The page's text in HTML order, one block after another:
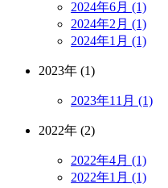
2024年6月 (1)
2024年2月 (1)
2024年1月 (1)
2023年 (1)
2023年11月 (1)
2022年 (2)
2022年4月 (1)
2022年1月 (1)